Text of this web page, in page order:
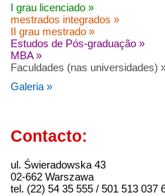
I grau licenciado »
mestrados integrados »
II grau mestrado »
Estudos de Pós-graduação »
MBA »
Faculdades (nas universidades)
Galeria »
Contacto:
ul. Świeradowska 43
02-662 Warszawa
tel. (22) 54 35 555 / 501 513 037